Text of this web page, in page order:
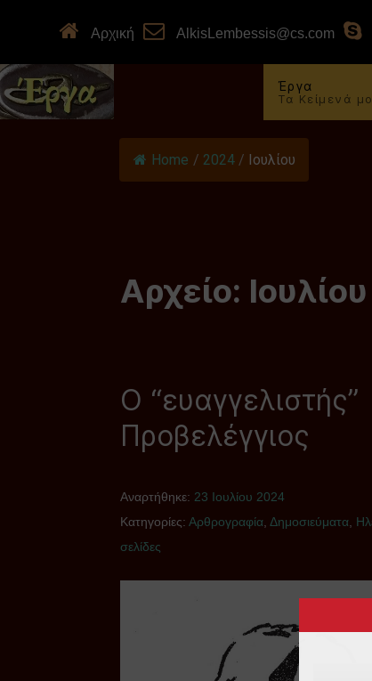
Αρχική AlkisLembessis@cs.com
Έργα
Τα Κείμενά
Home / 2024 / Ιουλίου
Αρχείο:
Ο “ευαγγελιστής”
Προβελέγγιος
Αναρτήθηκε: 23 Ιουλίου 2024
Κατηγορίες: Αρθρογραφία, Δημοσιεύματα,
σελίδες